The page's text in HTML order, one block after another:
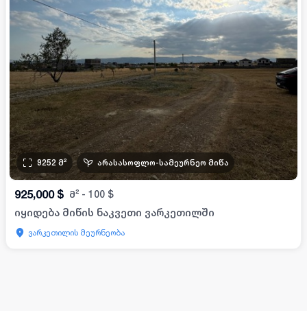
9252 მ² არასასოფლო-სამეურნეო მიწა
925,000 $ მ² - 100 $
იყიდება მიწის ნაკვეთი ვარკეთილში
ვარკეთილის მეურნეობა